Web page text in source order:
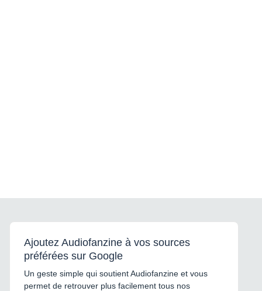
Ajoutez Audiofanzine à vos sources
préférées sur Google
Un geste simple qui soutient Audiofanzine et vous
permet de retrouver plus facilement tous nos